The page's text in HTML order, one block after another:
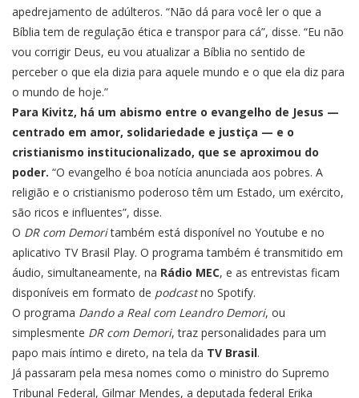
apedrejamento de adúlteros. “Não dá para você ler o que a
Bíblia tem de regulação ética e transpor para cá”, disse. “Eu não
vou corrigir Deus, eu vou atualizar a Bíblia no sentido de
perceber o que ela dizia para aquele mundo e o que ela diz para
o mundo de hoje.”
Para Kivitz, há um abismo entre o evangelho de Jesus —
centrado em amor, solidariedade e justiça — e o
cristianismo institucionalizado, que se aproximou do
poder. “O evangelho é boa notícia anunciada aos pobres. A
religião e o cristianismo poderoso têm um Estado, um exército,
são ricos e influentes”, disse.
O DR com Demoritambém está disponível no Youtube e no
aplicativo TV Brasil Play. O programa também é transmitido em
áudio, simultaneamente, na Rádio MEC, e as entrevistas ficam
disponíveis em formato de podcastno Spotify.
O programa Dando a Real com Leandro Demori, ou
simplesmente DR com Demori, traz personalidades para um
papo mais íntimo e direto, na tela da TV Brasil.
Já passaram pela mesa nomes como o ministro do Supremo
Tribunal Federal, Gilmar Mendes, a deputada federal Erika